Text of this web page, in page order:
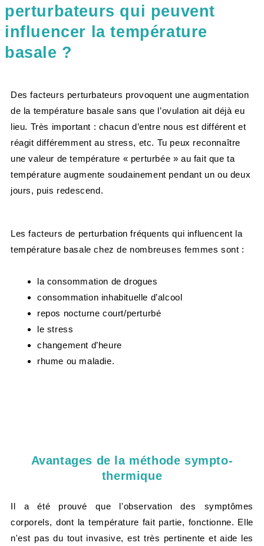
perturbateurs qui peuvent
influencer la température
basale ?
Des facteurs perturbateurs provoquent une augmentation
de la température basale sans que l’ovulation ait déjà eu
lieu. Très important : chacun d’entre nous est différent et
réagit différemment au stress, etc. Tu peux reconnaître
une valeur de température « perturbée » au fait que ta
température augmente soudainement pendant un ou deux
jours, puis redescend.​
Les facteurs de perturbation fréquents qui influencent la
température basale chez de nombreuses femmes sont :
la consommation de drogues
consommation inhabituelle d’alcool
repos nocturne court/perturbé
le stress
changement d’heure
rhume ou maladie.​
Avantages de la méthode sympto-
thermique
Il a été prouvé que l'observation des symptômes
corporels, dont la température fait partie, fonctionne. Elle
n'est pas du tout invasive, est très pertinente et aide les